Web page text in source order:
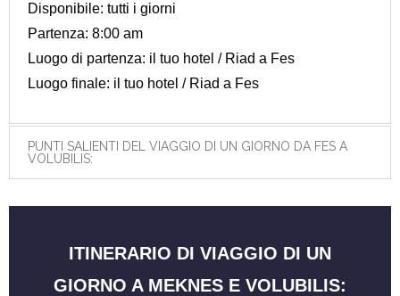
Disponibile: tutti i giorni
Partenza: 8:00 am
Luogo di partenza: il tuo hotel / Riad a Fes
Luogo finale: il tuo hotel / Riad a Fes
PUNTI SALIENTI DEL VIAGGIO DI UN GIORNO DA FES A
VOLUBILIS:
ITINERARIO DI VIAGGIO DI UN
GIORNO A MEKNES E VOLUBILIS: